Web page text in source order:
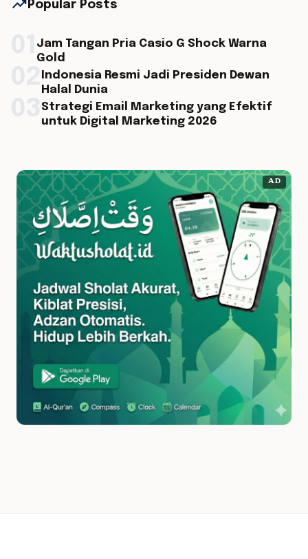
trending_up Popular Posts
Jam Tangan Pria Casio G Shock Warna
Gold
Indonesia Resmi Jadi Presiden Dewan
Halal Dunia
Strategi Email Marketing yang Efektif
untuk Digital Marketing 2026
AD